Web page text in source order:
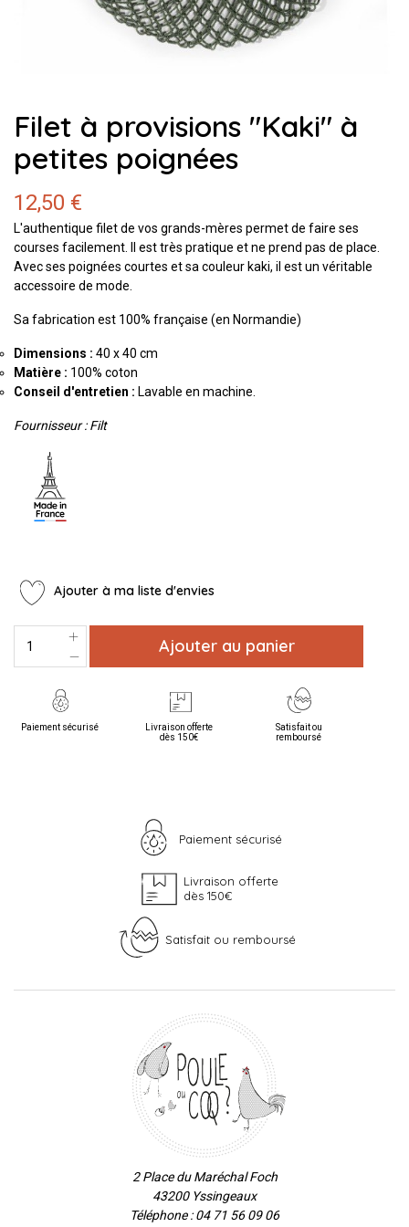
Filet à provisions "Kaki" à
petites poignées
12,50 €
L'authentique filet de vos grands-mères permet de faire ses
courses facilement. Il est très pratique et ne prend pas de place.
Avec ses poignées courtes et sa couleur kaki, il est un véritable
accessoire de mode.
Sa fabrication est 100% française (en Normandie)
Dimensions : 40 x 40 cm
Matière : 100% coton
Conseil d'entretien : Lavable en machine.
Fournisseur : Filt
Ajouter à ma liste d'envies
Ajouter au panier
Paiement sécurisé
Livraison offerte
dès 150€
Satisfait ou
remboursé
Paiement sécurisé
Livraison offerte
dès 150€
Satisfait ou remboursé
2 Place du Maréchal Foch
43200 Yssingeaux
Téléphone : 04 71 56 09 06